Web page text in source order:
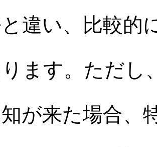
違い、比較的
ます。ただし
が来た場合、